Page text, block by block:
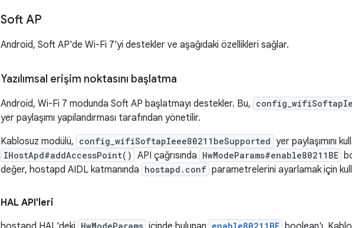
Soft AP
Android, Soft AP'de Wi-Fi 7'yi destekler ve aşağıdaki özellikleri sağlar.
Yazılımsal erişim noktasını başlatma
Android, Wi-Fi 7 modunda Soft AP başlatmayı destekler. Bu,
yer paylaşımı yapılandırması tarafından yönetilir.
Kablosuz modülü, config_wifiSoftapIeee80211beSupported yer paylaşımını
IHostApd#addAccessPoint() API çağrısında HwModeParams#enable80211BE
değer, hostapd AIDL katmanında hostapd.conf parametrelerini ayarlamak için
HAL API'leri